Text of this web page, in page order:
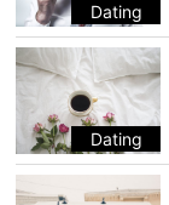
Dating
Dating